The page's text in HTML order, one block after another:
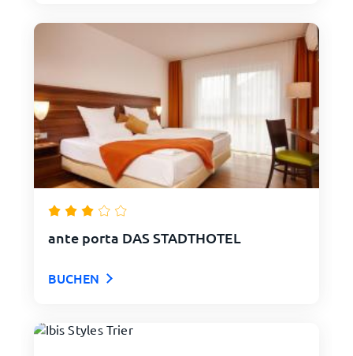
ante porta DAS STADTHOTEL
BUCHEN